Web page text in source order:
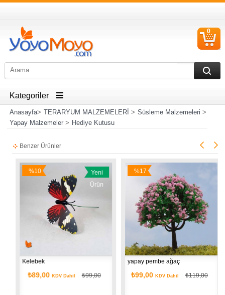
0
Kategoriler
Anasayfa> TERARYUM MALZEMELERİ > Süsleme Malzemeleri >
Yapay Malzemeler> Hediye Kutusu
Benzer Ürünler
Kelebek
₺89,00KDV Dahil ₺99,00
%10
Yeni
Ürün
yapay pembe ağaç
₺99,00KDV Dahil ₺119,00
%17